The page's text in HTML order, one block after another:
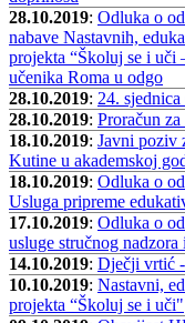
28.10.2019: Odluka o
nabave Nastavnih,
projekta “Školuj se i uči
učenika Roma u odgo
28.10.2019: 24.
28.10.2019: Proračun za
18.10.2019: Javni poziv
Kutine u akademskoj
18.10.2019: Odluka o
Usluga pripreme
17.10.2019: Odluka o
usluge stručnog
14.10.2019: Dječji vrtić
10.10.2019: Nastavni,
projekta “Školuj se i uči"